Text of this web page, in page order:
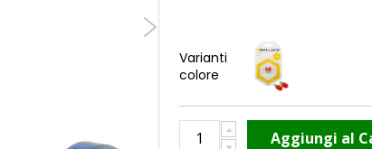
Varianti
colore
Aggiungi al